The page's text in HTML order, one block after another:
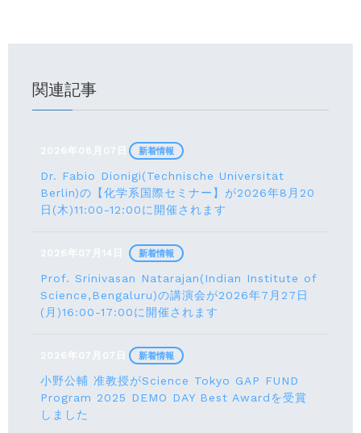
関連記事
2026年08月07日
Dr. Fabio Dionigi(Technische Universität
Berlin)の【化学系国際セミナー】が2026年8⽉20
⽇(⽊)11:00-12:00に開催されます
新着情報
2026年07月14日
Prof. Srinivasan Natarajan(Indian Institute of
Science,Bengaluru)の講演会が2026年7月27⽇
(月)16:00-17:00に開催されます
新着情報
2026年07月07日
小野公輔 准教授がScience Tokyo GAP FUND
Program 2025 DEMO DAY Best Awardを受賞
しました
新着情報